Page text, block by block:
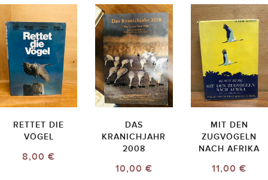
RETTET DIE
VÖGEL
8,00 €
DAS
KRANICHJAHR
2008
10,00 €
MIT DEN
ZUGVÖGELN
NACH AFRIKA
11,00 €